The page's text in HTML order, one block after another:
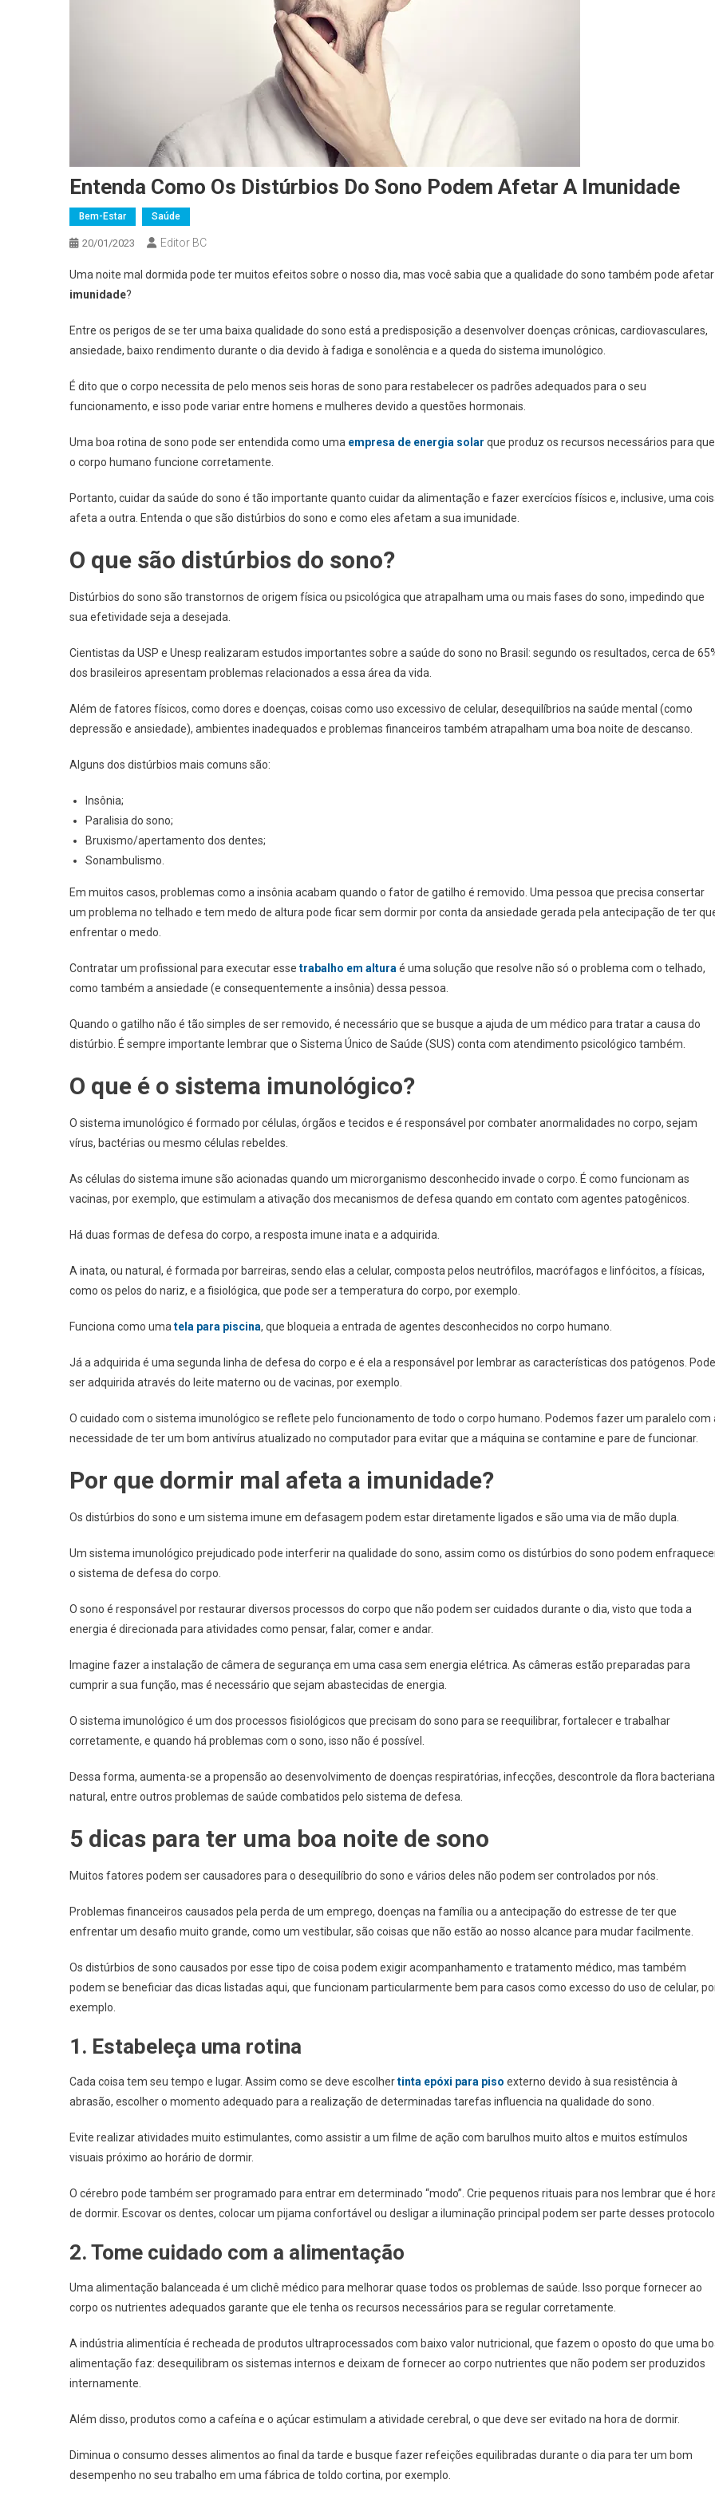
Entenda Como Os Distúrbios Do Sono Podem Afetar A Imunidade
Bem-Estar Saúde
20/01/2023 Editor BC
Uma noite mal dormida pode ter muitos efeitos sobre o nosso dia, mas você sabia que a qualidade do sono também pode
imunidade?
Entre os perigos de se ter uma baixa qualidade do sono está a predisposição a desenvolver doenças crônicas, cardiovasculares,
ansiedade, baixo rendimento durante o dia devido à fadiga e sonolência e a queda do sistema imunológico.
É dito que o corpo necessita de pelo menos seis horas de sono para restabelecer os padrões adequados para o seu
funcionamento, e isso pode variar entre homens e mulheres devido a questões hormonais.
Uma boa rotina de sono pode ser entendida como uma empresa de energia solar que produz os recursos necessários para que
o corpo humano funcione corretamente.
Portanto, cuidar da saúde do sono é tão importante quanto cuidar da alimentação e fazer exercícios físicos e, inclusive, uma
afeta a outra. Entenda o que são distúrbios do sono e como eles afetam a sua imunidade.
O que são distúrbios do sono?
Distúrbios do sono são transtornos de origem física ou psicológica que atrapalham uma ou mais fases do sono, impedindo que
sua efetividade seja a desejada.
Cientistas da USP e Unesp realizaram estudos importantes sobre a saúde do sono no Brasil: segundo os resultados, cerca de
dos brasileiros apresentam problemas relacionados a essa área da vida.
Além de fatores físicos, como dores e doenças, coisas como uso excessivo de celular, desequilíbrios na saúde mental (como
depressão e ansiedade), ambientes inadequados e problemas financeiros também atrapalham uma boa noite de descanso.
Alguns dos distúrbios mais comuns são:
Insônia;
Paralisia do sono;
Bruxismo/apertamento dos dentes;
Sonambulismo.
Em muitos casos, problemas como a insônia acabam quando o fator de gatilho é removido. Uma pessoa que precisa consertar
um problema no telhado e tem medo de altura pode ficar sem dormir por conta da ansiedade gerada pela antecipação de ter
enfrentar o medo.
Contratar um profissional para executar esse trabalho em altura é uma solução que resolve não só o problema com o telhado,
como também a ansiedade (e consequentemente a insônia) dessa pessoa.
Quando o gatilho não é tão simples de ser removido, é necessário que se busque a ajuda de um médico para tratar a causa do
distúrbio. É sempre importante lembrar que o Sistema Único de Saúde (SUS) conta com atendimento psicológico também.
O que é o sistema imunológico?
O sistema imunológico é formado por células, órgãos e tecidos e é responsável por combater anormalidades no corpo, sejam
vírus, bactérias ou mesmo células rebeldes.
As células do sistema imune são acionadas quando um microrganismo desconhecido invade o corpo. É como funcionam as
vacinas, por exemplo, que estimulam a ativação dos mecanismos de defesa quando em contato com agentes patogênicos.
Há duas formas de defesa do corpo, a resposta imune inata e a adquirida.
A inata, ou natural, é formada por barreiras, sendo elas a celular, composta pelos neutrófilos, macrófagos e linfócitos, a físicas,
como os pelos do nariz, e a fisiológica, que pode ser a temperatura do corpo, por exemplo.
Funciona como uma tela para piscina, que bloqueia a entrada de agentes desconhecidos no corpo humano.
Já a adquirida é uma segunda linha de defesa do corpo e é ela a responsável por lembrar as características dos patógenos. Pode
ser adquirida através do leite materno ou de vacinas, por exemplo.
O cuidado com o sistema imunológico se reflete pelo funcionamento de todo o corpo humano. Podemos fazer um paralelo com
necessidade de ter um bom antivírus atualizado no computador para evitar que a máquina se contamine e pare de funcionar.
Por que dormir mal afeta a imunidade?
Os distúrbios do sono e um sistema imune em defasagem podem estar diretamente ligados e são uma via de mão dupla.
Um sistema imunológico prejudicado pode interferir na qualidade do sono, assim como os distúrbios do sono podem
o sistema de defesa do corpo.
O sono é responsável por restaurar diversos processos do corpo que não podem ser cuidados durante o dia, visto que toda a
energia é direcionada para atividades como pensar, falar, comer e andar.
Imagine fazer a instalação de câmera de segurança em uma casa sem energia elétrica. As câmeras estão preparadas para
cumprir a sua função, mas é necessário que sejam abastecidas de energia.
O sistema imunológico é um dos processos fisiológicos que precisam do sono para se reequilibrar, fortalecer e trabalhar
corretamente, e quando há problemas com o sono, isso não é possível.
Dessa forma, aumenta-se a propensão ao desenvolvimento de doenças respiratórias, infecções, descontrole da flora bacteriana
natural, entre outros problemas de saúde combatidos pelo sistema de defesa.
5 dicas para ter uma boa noite de sono
Muitos fatores podem ser causadores para o desequilíbrio do sono e vários deles não podem ser controlados por nós.
Problemas financeiros causados pela perda de um emprego, doenças na família ou a antecipação do estresse de ter que
enfrentar um desafio muito grande, como um vestibular, são coisas que não estão ao nosso alcance para mudar facilmente.
Os distúrbios de sono causados por esse tipo de coisa podem exigir acompanhamento e tratamento médico, mas também
podem se beneficiar das dicas listadas aqui, que funcionam particularmente bem para casos como excesso do uso de celular,
exemplo.
1. Estabeleça uma rotina
Cada coisa tem seu tempo e lugar. Assim como se deve escolhertinta epóxi para piso externo devido à sua resistência à
abrasão, escolher o momento adequado para a realização de determinadas tarefas influencia na qualidade do sono.
Evite realizar atividades muito estimulantes, como assistir a um filme de ação com barulhos muito altos e muitos estímulos
visuais próximo ao horário de dormir.
O cérebro pode também ser programado para entrar em determinado “modo”. Crie pequenos rituais para nos lembrar que é
de dormir. Escovar os dentes, colocar um pijama confortável ou desligar a iluminação principal podem ser parte desses
2. Tome cuidado com a alimentação
Uma alimentação balanceada é um clichê médico para melhorar quase todos os problemas de saúde. Isso porque fornecer ao
corpo os nutrientes adequados garante que ele tenha os recursos necessários para se regular corretamente.
A indústria alimentícia é recheada de produtos ultraprocessados com baixo valor nutricional, que fazem o oposto do que uma
alimentação faz: desequilibram os sistemas internos e deixam de fornecer ao corpo nutrientes que não podem ser produzidos
internamente.
Além disso, produtos como a cafeína e o açúcar estimulam a atividade cerebral, o que deve ser evitado na hora de dormir.
Diminua o consumo desses alimentos ao final da tarde e busque fazer refeições equilibradas durante o dia para ter um bom
desempenho no seu trabalho em uma fábrica de toldo cortina, por exemplo.